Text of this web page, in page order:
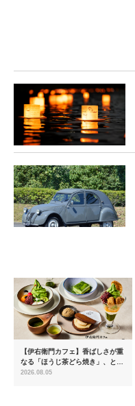
【伊右衛門カフェ】香ばしさが重
なる「ほうじ茶どら焼き」、とろ
ける「宇治抹茶ティラミス」が新
2026.08.05